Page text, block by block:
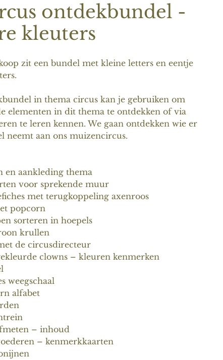
ontdekbundel -
kleuters
zit een bundel met kleine letters en eentje
in thema circus kan je gebruiken om
elementen in dit thema te ontdekken of via
te leren kennen. We gaan ontdekken wie er
neemt aan ons muizencircus.
en aankleding thema
voor sprekende muur
met terugkoppeling axenroos
popcorn
sorteren in hoepels
krullen
de circusdirecteur
clowns – kleuren kenmerken
weegschaal
alfabet
– inhoud
– kenmerkkaarten